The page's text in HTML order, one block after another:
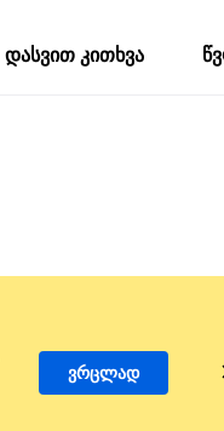
დასვით კითხვა
ვრცლად